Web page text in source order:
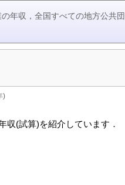
年収，全国すべての地方公共
)
収(試算)を紹介しています．